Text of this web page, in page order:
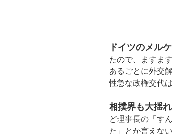
ドイツのメル
たので、ますま
あるごとに外交
性急な政権交代
相撲界も大揺れ
ど理事長の「す
た」とか言えな